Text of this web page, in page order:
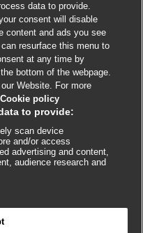
data to provide.
consent will disable
content and ads you see
resurface this menu to
at any time by
bottom of the webpage.
Website. For more
Cookie policy
to provide:
scan device
and/or access
advertising and content,
audience research and